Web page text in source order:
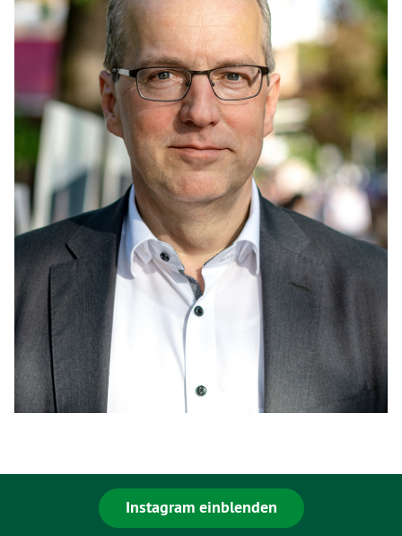
Instagram einblenden